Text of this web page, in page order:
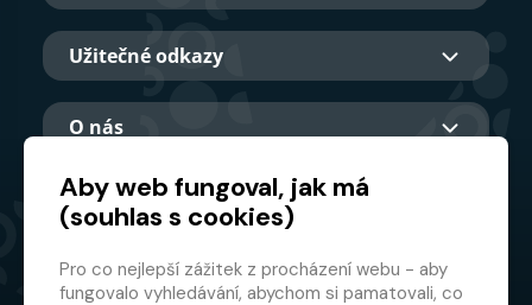
Užitečné odkazy
O nás
Hlavní partner
Aby web fungoval, jak má
(souhlas s cookies)
Pro co nejlepší zážitek z procházení webu - aby
fungovalo vyhledávání, abychom si pamatovali, co